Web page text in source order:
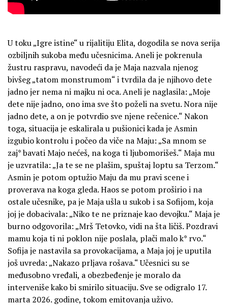
U toku „Igre istine“ u rijalitiju Elita, dogodila se nova serija
ozbiljnih sukoba među učesnicima. Aneli je pokrenula
žustru raspravu, navodeći da je Maja nazvala njenog
bivšeg „tatom monstrumom“ i tvrdila da je njihovo dete
jadno jer nema ni majku ni oca. Aneli je naglasila: „Moje
dete nije jadno, ono ima sve što poželi na svetu. Nora nije
jadno dete, a on je potvrdio sve njene rečenice.“ Nakon
toga, situacija je eskalirala u pušionici kada je Asmin
izgubio kontrolu i počeo da viče na Maju: „Sa mnom se
zaj* bavati Majo nećeš, na koga ti ljubomorišeš.“ Maja mu
je uzvratila: „Ja te se ne plašim, spuštaj loptu sa Terzom.“
Asmin je potom optužio Maju da mu pravi scene i
proverava na koga gleda. Haos se potom proširio i na
ostale učesnike, pa je Maja ušla u sukob i sa Sofijom, koja
joj je dobacivala: „Niko te ne priznaje kao devojku.“ Maja je
burno odgovorila: „Mrš Tetovko, vidi na šta ličiš. Pozdravi
mamu koja ti ni poklon nije poslala, plači malo k* rvo.“
Sofija je nastavila sa provokacijama, a Maja joj je uputila
još uvreda: „Nakazo prljava rošava.“ Učesnici su se
međusobno vređali, a obezbeđenje je moralo da
interveniše kako bi smirilo situaciju. Sve se odigralo 17.
marta 2026. godine, tokom emitovanja uživo.